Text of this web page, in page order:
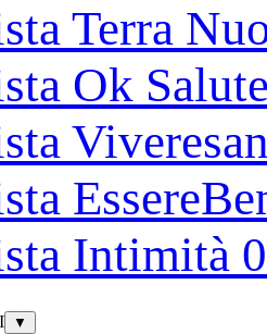
Terra
Ok
Intimità
▼